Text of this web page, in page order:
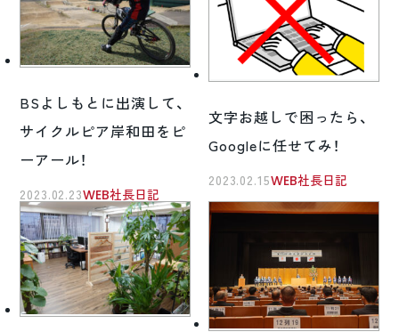
BSよしもとに出演して、
サイクルピア岸和田をピ
ーアール！
2023.02.23WEB社長日記
文字お越しで困ったら、
Googleに任せてみ！
2023.02.15WEB社長日記